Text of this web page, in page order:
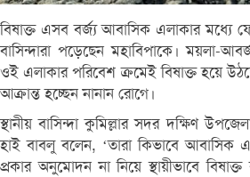
বিষাক্ত এসব বর্জ্য আবাসিক এলাকার মধ্যে
বাসিন্দারা পড়েছেন মহাবিপাকে। ময়লা-
ওই এলাকার পরিবেশ ক্রমেই বিষাক্ত হয়ে
আক্রান্ত হচ্ছেন নানান রোগে।
স্থানীয় বাসিন্দা কুমিল্লার সদর দক্ষিণ
হাই বাবলু বলেন, ‘তারা কিভাবে আবাসিক
প্রকার অনুমোদন না নিয়ে স্থায়ীভাবে